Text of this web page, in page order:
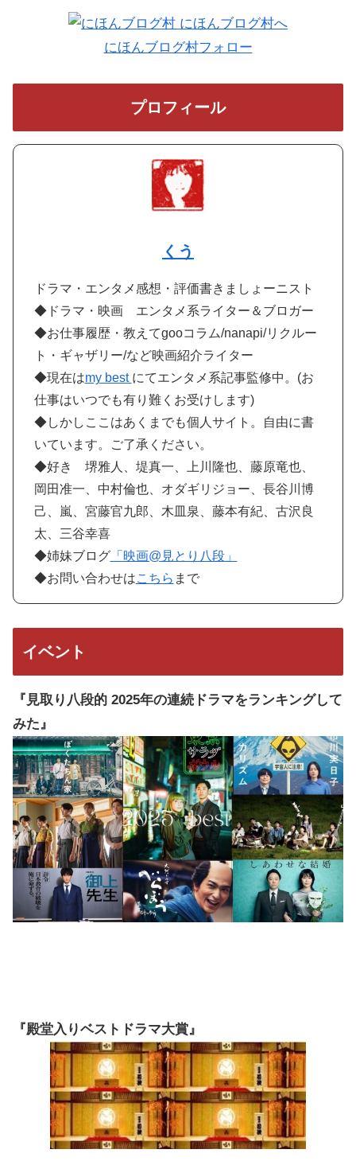
にほんブログ村フォロー
プロフィール
くう
ドラマ・エンタメ感想・評価書きましょーニスト
◆ドラマ・映画 エンタメ系ライター＆ブロガー
◆お仕事履歴・教えてgooコラム/nanapi/リクルー
ト・ギャザリー/など映画紹介ライター
◆現在はmy best にてエンタメ系記事監修中。(お
仕事はいつでも有り難くお受けします)
◆しかしここはあくまでも個人サイト。自由に書
いています。ご了承ください。
◆好き 堺雅人、堤真一、上川隆也、藤原竜也、
岡田准一、中村倫也、オダギリジョー、長谷川博
己、嵐、宮藤官九郎、木皿泉、藤本有紀、古沢良
太、三谷幸喜
◆姉妹ブログ「映画@見とり八段」
◆お問い合わせはこちら まで
イベント
『見取り八段的 2025年の連続ドラマをランキングして
みた』
『殿堂入りベストドラマ大賞』